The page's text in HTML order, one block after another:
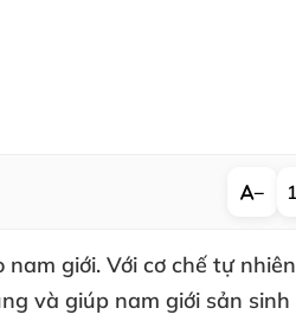
−
giới. Với cơ chế tự
và giúp nam giới sản